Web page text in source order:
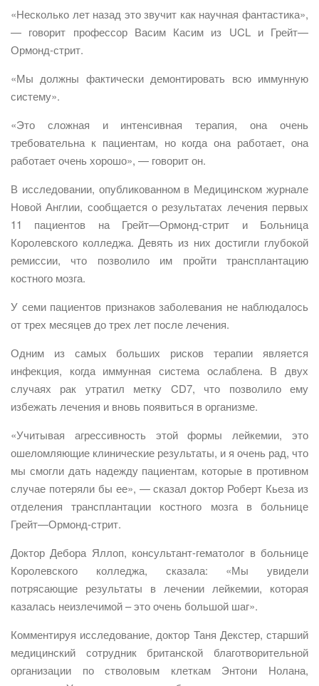
«Несколько лет назад это звучит как научная фантастика»,
— говорит профессор Васим Касим из UCL и Грейт—
Ормонд-стрит.
«Мы должны фактически демонтировать всю иммунную
систему».
«Это сложная и интенсивная терапия, она очень
требовательна к пациентам, но когда она работает, она
работает очень хорошо», — говорит он.
В исследовании, опубликованном в Медицинском журнале
Новой Англии, сообщается о результатах лечения первых
11 пациентов на Грейт—Ормонд-стрит и Больница
Королевского колледжа. Девять из них достигли глубокой
ремиссии, что позволило им пройти трансплантацию
костного мозга.
У семи пациентов признаков заболевания не наблюдалось
от трех месяцев до трех лет после лечения.
Одним из самых больших рисков терапии является
инфекция, когда иммунная система ослаблена. В двух
случаях рак утратил метку CD7, что позволило ему
избежать лечения и вновь появиться в организме.
«Учитывая агрессивность этой формы лейкемии, это
ошеломляющие клинические результаты, и я очень рад, что
мы смогли дать надежду пациентам, которые в противном
случае потеряли бы ее», — сказал доктор Роберт Кьеза из
отделения трансплантации костного мозга в больнице
Грейт—Ормонд-стрит.
Доктор Дебора Яллоп, консультант-гематолог в больнице
Королевского колледжа, сказала: «Мы увидели
потрясающие результаты в лечении лейкемии, которая
казалась неизлечимой – это очень большой шаг».
Комментируя исследование, доктор Таня Декстер, старший
медицинский сотрудник британской благотворительной
организации по стволовым клеткам Энтони Нолана,